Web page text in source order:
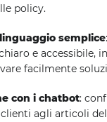
policy.
semplice
e accessibile,
facilmente
con i chatbot:
agli articoli